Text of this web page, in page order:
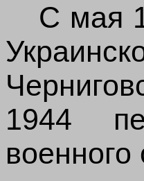
С мая
1944
военного